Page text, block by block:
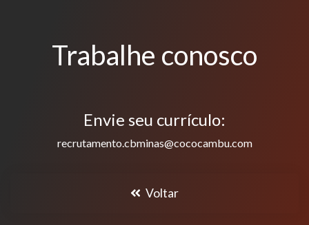
Trabalhe conosco
Envie seu currículo:
recrutamento.cbminas@cococambu.com
Voltar